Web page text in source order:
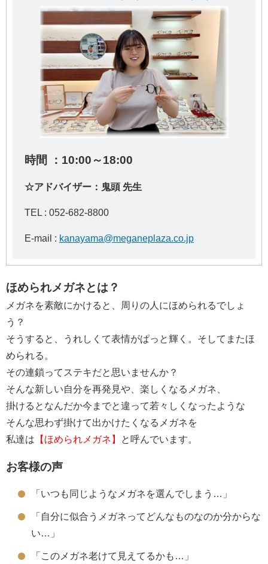
時間 ：10:00～18:00
☆アドバイザー：鬼頭 先生
TEL : 052-682-8800
E-mail : kanayama@meganeplaza.co.jp
ほめられメガネとは？
メガネを素敵にかけると、周りの人にほめられるでしょ
う？
そうすると、うれしくて表情がぱっと輝く。そしてまたほ
められる。
その連鎖ってステキだと思いませんか？
そんな新しい自分を再発見や、楽しくなるメガネ、
掛けるとなんだか今までと違って若々しくなったような
そんな思わず掛けて出かけたくなるメガネを
私達は 【ほめられメガネ】 と呼んでいます。
お客様の声
「いつも同じようなメガネを選んでしまう…」
「自分に似合うメガネってどんなものなのか分からな
い…」
「このメガネ老けて見えてるかも…」